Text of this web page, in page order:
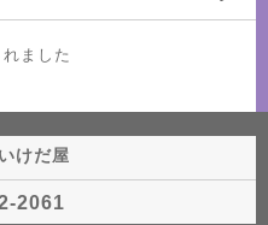
けだ屋
2061